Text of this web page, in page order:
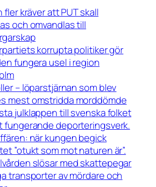
fler kräver att PUT skall
och omvandlas till
korrupta politiker gör
fungera usel i region
– löparstjärnan som blev
mest omstridda morddömde
julklappen till svenska folket
fungerande deporteringsverk.
när kungen begick
”otukt som mot naturen är”.
slösar med skattepegar
transporter av mördare och